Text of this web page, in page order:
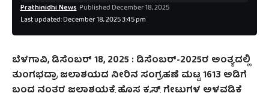
Last updated: December 18, 2025 3:45 pm
Prathinidhi News Published December 18, 2025
ಬೆಳಗಾವಿ, ಡಿಸೆಂಬರ್‌ 18, 2025 : ಡಿಸೆಂಬರ್-2025ರ ಅಂತ್ಯದಲ್ಲಿ
ತುಂಗಭದ್ರಾ ಜಲಾಶಯದ ನೀರಿನ ಸಂಗ್ರಹಣೆ ಮಟ್ಟ 1613 ಅಡಿಗೆ